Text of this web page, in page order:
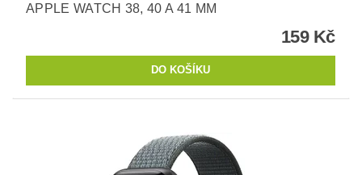
APPLE WATCH 38, 40 A 41 MM
159 Kč